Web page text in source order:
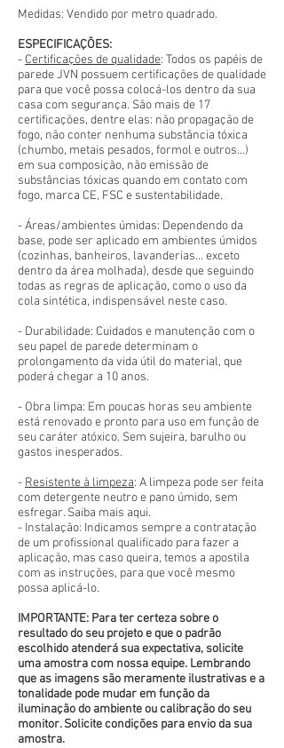
Medidas: Vendido por metro quadrado.
ESPECIFICAÇÕES:
- Certificações de qualidade: Todos os papéis de
parede JVN possuem certificações de qualidade
para que você possa colocá-los dentro da sua
casa com segurança. São mais de 17
certificações, dentre elas: não propagação de
fogo, não conter nenhuma substância tóxica
(chumbo, metais pesados, formol e outros...)
em sua composição, não emissão de
substâncias tóxicas quando em contato com
fogo, marca CE, FSC e sustentabilidade.
- Áreas/ambientes úmidas: Dependendo da
base, pode ser aplicado em ambientes úmidos
(cozinhas, banheiros, lavanderias... exceto
dentro da área molhada), desde que seguindo
todas as regras de aplicação, como o uso da
cola sintética, indispensável neste caso.
- Durabilidade: Cuidados e manutenção com o
seu papel de parede determinam o
prolongamento da vida útil do material, que
poderá chegar a 10 anos.
- Obra limpa: Em poucas horas seu ambiente
está renovado e pronto para uso em função de
seu caráter atóxico. Sem sujeira, barulho ou
gastos inesperados.
- Resistente à limpeza: A limpeza pode ser feita
com detergente neutro e pano úmido, sem
esfregar. Saiba mais aqui.
- Instalação: Indicamos sempre a contratação
de um profissional qualificado para fazer a
aplicação, mas caso queira, temos a apostila
com as instruções, para que você mesmo
possa aplicá-lo.
IMPORTANTE: Para ter certeza sobre o
resultado do seu projeto e que o padrão
escolhido atenderá sua expectativa, solicite
uma amostra com nossa equipe. Lembrando
que as imagens são meramente ilustrativas e a
tonalidade pode mudar em função da
iluminação do ambiente ou calibração do seu
monitor. Solicite condições para envio da sua
amostra.